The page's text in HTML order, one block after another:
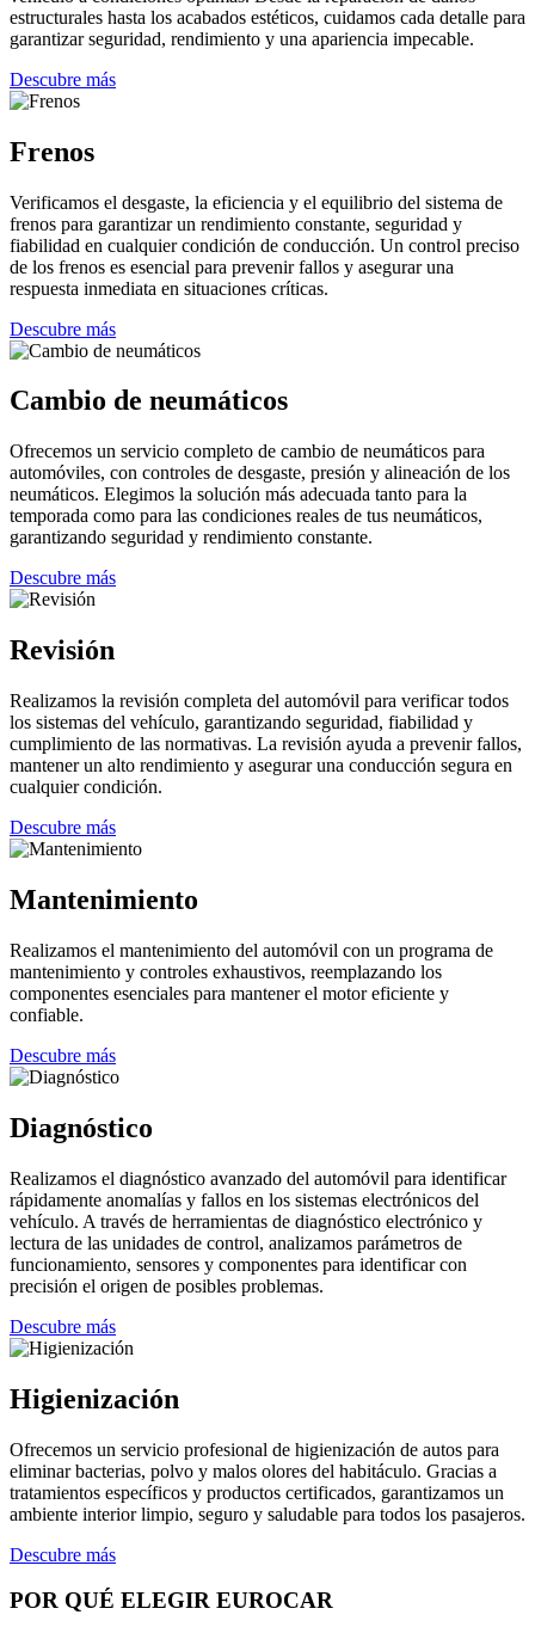
estructurales hasta los acabados estéticos, cuidamos cada detalle para
garantizar seguridad, rendimiento y una apariencia impecable.
Descubre más
Frenos
Verificamos el desgaste, la eficiencia y el equilibrio del sistema de
frenos para garantizar un rendimiento constante, seguridad y
fiabilidad en cualquier condición de conducción. Un control preciso
de los frenos es esencial para prevenir fallos y asegurar una
respuesta inmediata en situaciones críticas.
Descubre más
Cambio de neumáticos
Ofrecemos un servicio completo de cambio de neumáticos para
automóviles, con controles de desgaste, presión y alineación de los
neumáticos. Elegimos la solución más adecuada tanto para la
temporada como para las condiciones reales de tus neumáticos,
garantizando seguridad y rendimiento constante.
Descubre más
Revisión
Realizamos la revisión completa del automóvil para verificar todos
los sistemas del vehículo, garantizando seguridad, fiabilidad y
cumplimiento de las normativas. La revisión ayuda a prevenir fallos,
mantener un alto rendimiento y asegurar una conducción segura en
cualquier condición.
Descubre más
Mantenimiento
Realizamos el mantenimiento del automóvil con un programa de
mantenimiento y controles exhaustivos, reemplazando los
componentes esenciales para mantener el motor eficiente y
confiable.
Descubre más
Diagnóstico
Realizamos el diagnóstico avanzado del automóvil para identificar
rápidamente anomalías y fallos en los sistemas electrónicos del
vehículo. A través de herramientas de diagnóstico electrónico y
lectura de las unidades de control, analizamos parámetros de
funcionamiento, sensores y componentes para identificar con
precisión el origen de posibles problemas.
Descubre más
Higienización
Ofrecemos un servicio profesional de higienización de autos para
eliminar bacterias, polvo y malos olores del habitáculo. Gracias a
tratamientos específicos y productos certificados, garantizamos un
ambiente interior limpio, seguro y saludable para todos los pasajeros.
Descubre más
POR QUÉ ELEGIR EUROCAR